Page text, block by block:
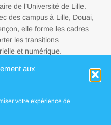
aux
votre expérience de
de l’Université de Lille.
des campus à Lille, Douai,
elle forme les cadres
les transitions
et numérique.